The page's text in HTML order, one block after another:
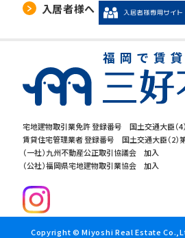
宅地建物取引業免許 登録番号 国土交通大臣（4
賃貸住宅管理業者 登録番号 国土交通大臣（2）
（一社）九州不動産公正取引協議会 加入
（公社）福岡県宅地建物取引業協会 加入
入居者様へ
Copyright © Miyoshi Real Estate